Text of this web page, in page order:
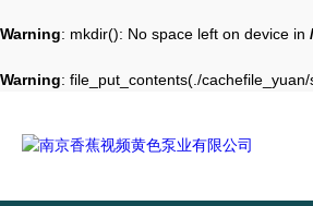
Warning: mkdir(): No space left on device in
Warning: file_put_contents(./